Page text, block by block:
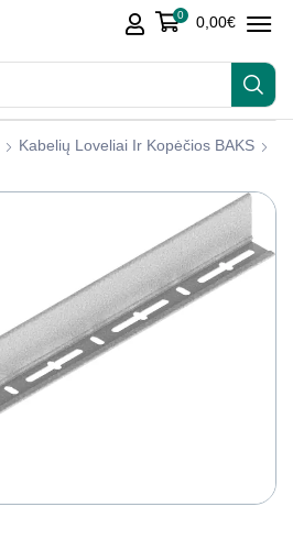
0 0,00€
Kabelių Loveliai Ir Kopėčios BAKS